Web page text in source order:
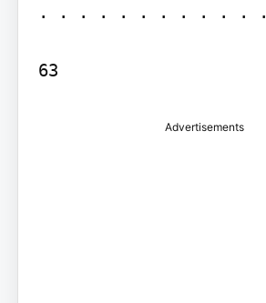
. . . . . . . . . . . .
63
Advertisements